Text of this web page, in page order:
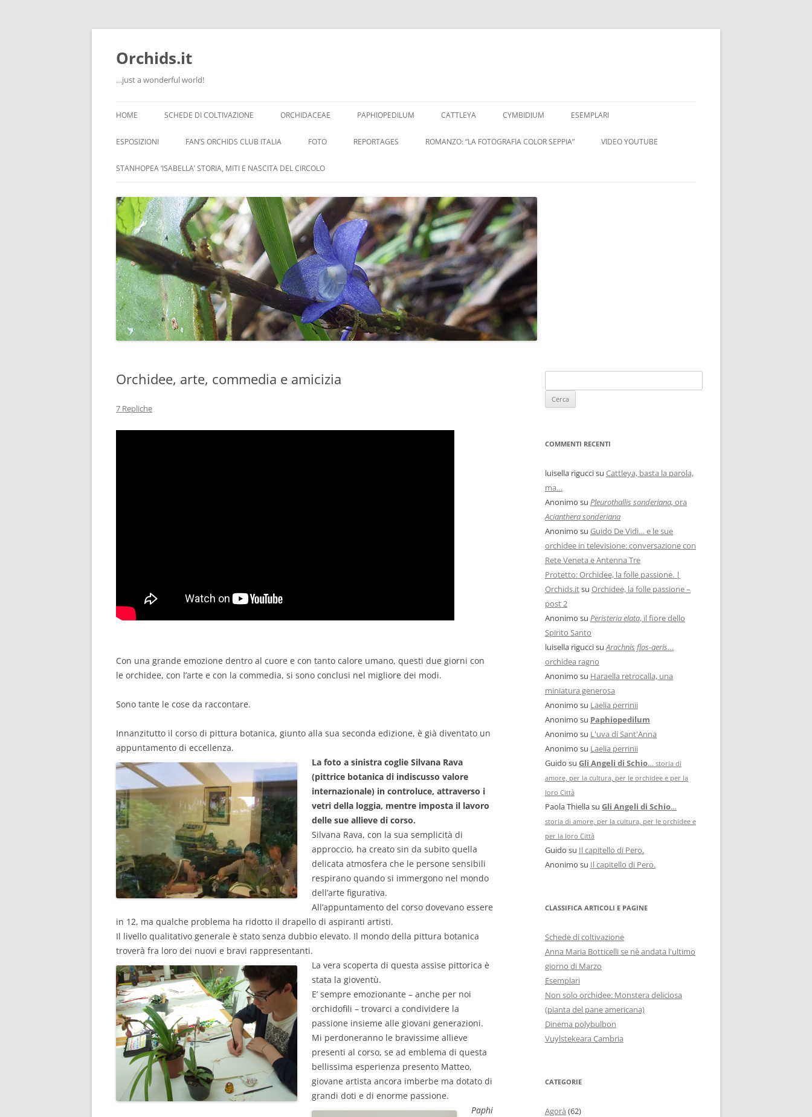
Orchids.it
…just a wonderful world!
al
HOME
INFO
LA SERRA DI GUIDO
SCHEDE DI COLTIVAZIONE ORCHIDACEAE PAPHIOPEDILUM CATTLEYA CYMBIDIUM ESEMPLARI
ESPOSIZIONI FAN’S ORCHIDS CLUB ITALIA FOTO REPORTAGES ROMANZO: “LA FOTOGRAFIA COLOR SEPPIA” VIDEO YOUTUBE
STANHOPEA ‘ISABELLA’ STORIA, MITI E NASCITA DEL CIRCOLO
Orchidee, arte, commedia e amicizia
7 Repliche
Con una grande emozione dentro al cuore e con tanto calore umano, questi due giorni con
le orchidee, con l’arte e con la commedia, si sono conclusi nel migliore dei modi.
Sono tante le cose da raccontare.
Innanzitutto il corso di pittura botanica, giunto alla sua seconda edizione, è già diventato un
appuntamento di eccellenza.
La foto a sinistra coglie Silvana Rava
(pittrice botanica di indiscusso valore
internazionale) in controluce, attraverso i
vetri della loggia, mentre imposta il lavoro
delle sue allieve di corso.
Silvana Rava, con la sua semplicità di
approccio, ha creato sin da subito quella
delicata atmosfera che le persone sensibili
respirano quando si immergono nel mondo
dell’arte figurativa.
All’appuntamento del corso dovevano essere
in 12, ma qualche problema ha ridotto il drapello di aspiranti artisti.
Il livello qualitativo generale è stato senza dubbio elevato. Il mondo della pittura botanica
troverà fra loro dei nuovi e bravi rappresentanti.
La vera scoperta di questa assise pittorica è
stata la gioventù.
E’ sempre emozionante – anche per noi
orchidofili – trovarci a condividere la
passione insieme alle giovani generazioni.
Mi perdoneranno le bravissime allieve
presenti al corso, se ad emblema di questa
bellissima esperienza presento Matteo,
giovane artista ancora imberbe ma dotato di
grandi doti e di enorme passione.
Paphi
COMMENTI RECENTI
luisella riguccisu Cattleya, basta la parola,
ma…
Anonimo su Pleurothallis sonderiana, ora
Acianthera sonderiana
Anonimo su Guido De Vidi… e le sue
orchidee in televisione: conversazione con
Rete Veneta e Antenna Tre
Protetto: Orchidee, la folle passione. |
Orchids.itsu Orchidee, la folle passione –
post 2
Anonimo su Peristeria elata, il fiore dello
Spirito Santo
luisella riguccisuArachnis flos-aeris…
orchidea ragno
Anonimo su Haraella retrocalla, una
miniatura generosa
Anonimo su Laelia perrinii
Anonimo su Paphiopedilum
Anonimo su L'uva di Sant'Anna
Anonimo su Laelia perrinii
Guido su Gli Angeli di Schio… storia di
amore, per la cultura, per le orchidee e per la
loro Città
Paola Thiellasu Gli Angeli di Schio…
storia di amore, per la cultura, per le orchidee e
per la loro Città
Guido su Il capitello di Pero.
Anonimo su Il capitello di Pero.
CLASSIFICA ARTICOLI E PAGINE
Schede di coltivazione
Anna Maria Botticelli se nè andata l'ultimo
giorno di Marzo
Esemplari
Non solo orchidee: Monstera deliciosa
(pianta del pane americana)
Dinema polybulbon
Vuylstekeara Cambria
CATEGORIE
Agorà (62)